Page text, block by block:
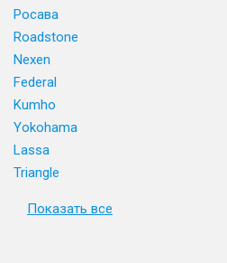
Росава
Roadstone
Nexen
Federal
Kumho
Yokohama
Lassa
Triangle
Показать все